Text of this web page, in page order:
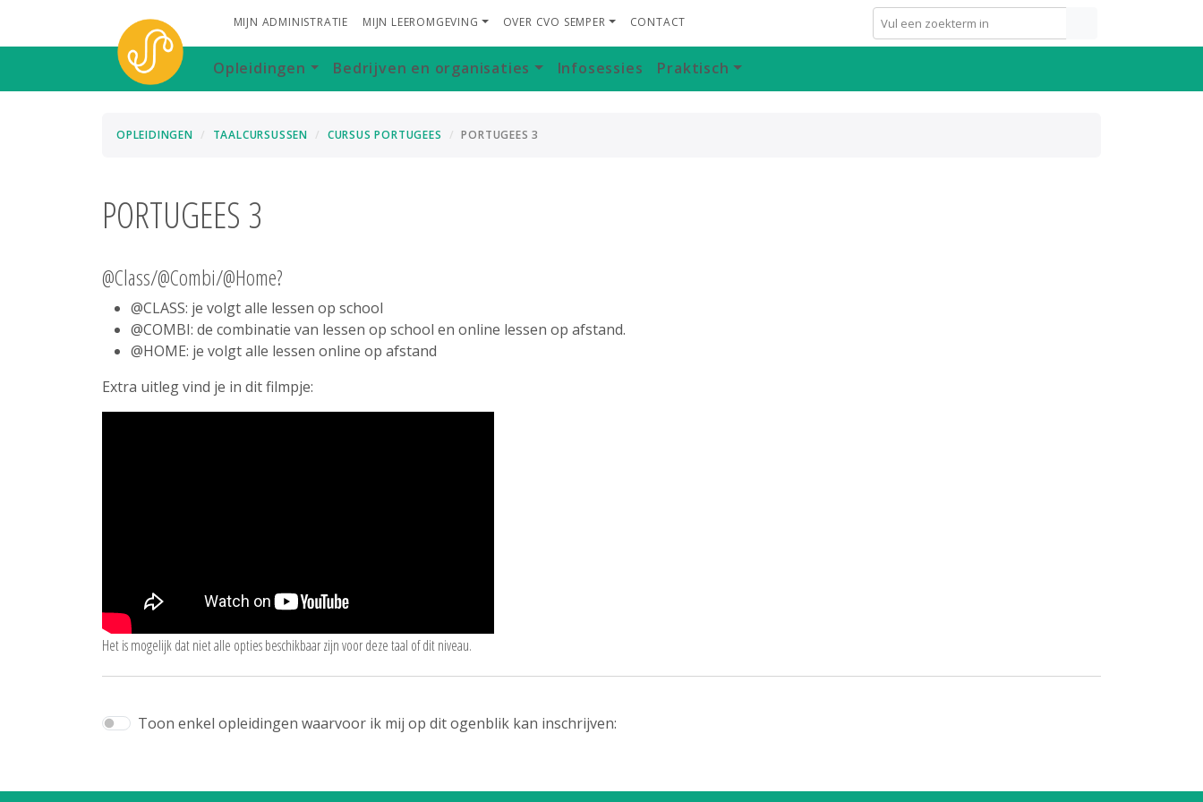
Opleidingen Bedrijven en organisaties Infosessies Praktisch
MIJN ADMINISTRATIE MIJN LEEROMGEVING OVER CVO SEMPER CONTACT
OPLEIDINGEN TAALCURSUSSEN CURSUS PORTUGEES PORTUGEES 3
PORTUGEES 3
@Class/@Combi/@Home?
@CLASS: je volgt alle lessen op school
@COMBI: de combinatie van lessen op school en online lessen op afstand.
@HOME: je volgt alle lessen online op afstand
Extra uitleg vind je in dit filmpje:
Het is mogelijk dat niet alle opties beschikbaar zijn voor deze taal of dit niveau.
Toon enkel opleidingen waarvoor ik mij op dit ogenblik kan inschrijven: